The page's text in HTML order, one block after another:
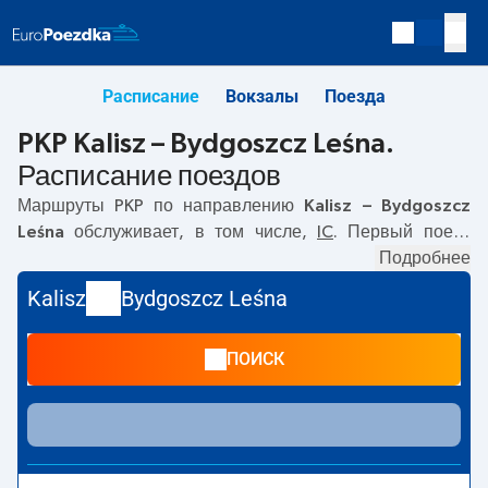
Расписание Вокзалы Поезда
PKP Kalisz – Bydgoszcz Leśna.
Расписание поездов
Маршруты PKP по направлению
Kalisz – Bydgoszcz
Leśna обслуживает, в том числе, IC. Первый поезд
с вокзала PKP Kalisz по адресу62-
800 Kalisz. Последний поезд до Bydgoszcz Leśna
отправляется в 21:18. По маршруту
Leśnaтакже курсируют другие поезда:TLK- предлагают
более низкую цену билета и, как правило, более долгое
время в пути. Поезд заканчивает маршрут на станции
Bydgoszcz Leśna по адресу
Modrzewiowa, Bydgoszcz,
Poland
Подробнее
Kalisz Bydgoszcz Leśna
ПОИСК